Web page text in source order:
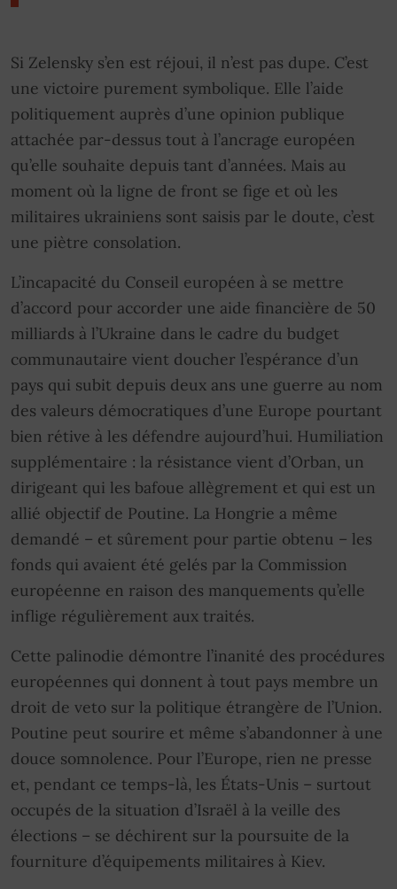
Si Zelensky s’en est réjoui, il n’est pas dupe. C’est
une victoire purement symbolique. Elle l’aide
politiquement auprès d’une opinion publique
attachée par-dessus tout à l’ancrage européen
qu’elle souhaite depuis tant d’années. Mais au
moment où la ligne de front se fige et où les
militaires ukrainiens sont saisis par le doute, c’est
une piètre consolation.
L’incapacité du Conseil européen à se mettre
d’accord pour accorder une aide financière de 50
milliards à l’Ukraine dans le cadre du budget
communautaire vient doucher l’espérance d’un
pays qui subit depuis deux ans une guerre au nom
des valeurs démocratiques d’une Europe pourtant
bien rétive à les défendre aujourd’hui. Humiliation
supplémentaire : la résistance vient d’Orban, un
dirigeant qui les bafoue allègrement et qui est un
allié objectif de Poutine. La Hongrie a même
demandé – et sûrement pour partie obtenu – les
fonds qui avaient été gelés par la Commission
européenne en raison des manquements qu’elle
inflige régulièrement aux traités.
Cette palinodie démontre l’inanité des procédures
européennes qui donnent à tout pays membre un
droit de veto sur la politique étrangère de l’Union.
Poutine peut sourire et même s’abandonner à une
douce somnolence. Pour l’Europe, rien ne presse
et, pendant ce temps-là, les États-Unis – surtout
occupés de la situation d’Israël à la veille des
élections – se déchirent sur la poursuite de la
fourniture d’équipements militaires à Kiev.